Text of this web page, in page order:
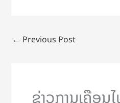
← Previous Post
ຂ່າວການເຄືອ